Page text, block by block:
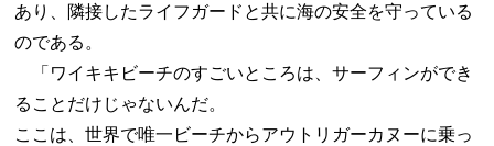
あり、隣接したライフガードと共に海の安全を守っている
のである。
「ワイキキビーチのすごいところは、サーフィンができ
ることだけじゃないんだ。
ここは、世界で唯一ビーチからアウトリガーカヌーに乗っ